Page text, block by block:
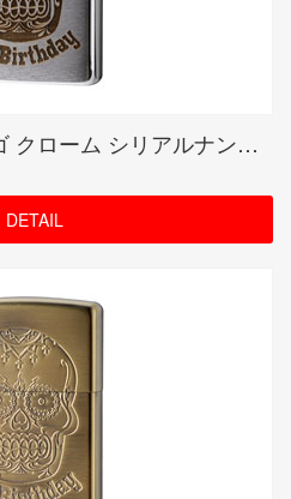
The Birthday スカルロゴ クローム シリアルナンバー入り(期間限定生産品)
DETAIL